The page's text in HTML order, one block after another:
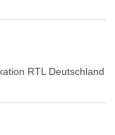
RTL Deutschland